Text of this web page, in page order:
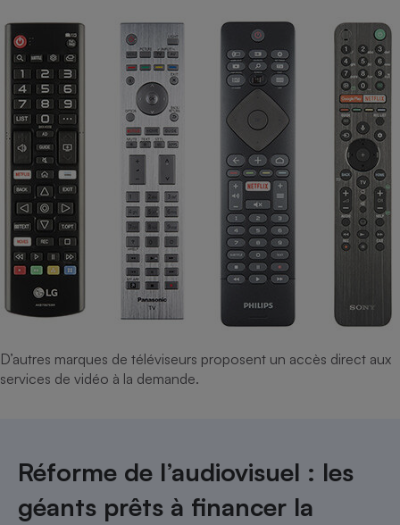
D’autres marques de téléviseurs proposent un accès direct aux
services de vidéo à la demande.
Réforme de l’audiovisuel : les
géants prêts à financer la